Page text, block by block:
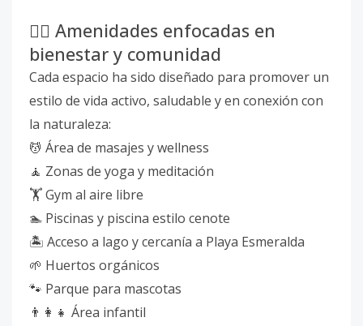
🧘‍♀️ Amenidades enfocadas en
bienestar y comunidad
Cada espacio ha sido diseñado para promover un
estilo de vida activo, saludable y en conexión con
la naturaleza:
💆 Área de masajes y wellness
🧘 Zonas de yoga y meditación
🏋️ Gym al aire libre
🏊 Piscinas y piscina estilo cenote
🏝️ Acceso a lago y cercanía a Playa Esmeralda
🌱 Huertos orgánicos
🐾 Parque para mascotas
👨‍👩‍👧 Área infantil